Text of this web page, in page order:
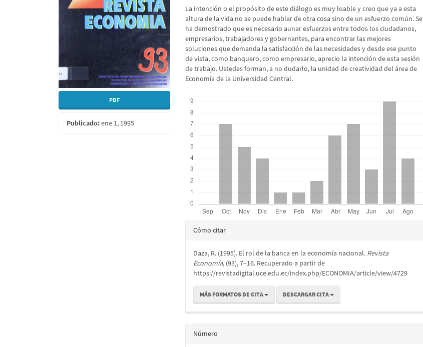
PDF
Publicado:ene 1, 1995
La intención o el propósito de este diálogo es muy loable y creo que ya a esta
altura de la vida no se puede hablar de otra cosa sino de un esfuerzo común. Se
ha demostrado que es necesario aunar esfuerzos entre todos los ciudadanos,
empresarios, trabajadores y gobernantes, para encontrar las mejores
soluciones que demanda la satisfacción de las necesidades y desde ese punto
de vista, como banquero, como empresario, aprecio la intención de esta sesión
de trabajo. Ustedes forman, a no dudarlo, la unidad de creatividad del área de
Economía de la Universidad Central.
Detalles
artículo
Cómo citar
Daza, R. (1995). El rol de la banca en la economía nacional. Revista
Economía, (93), 7–16. Recuperado a partir de
https://revistadigital.uce.edu.ec/index.php/ECONOMIA/article/view/4729
MÁS FORMATOS DE CITA DESCARGAR CITA
Número